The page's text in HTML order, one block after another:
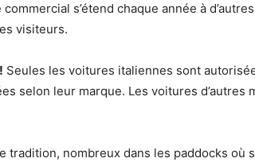
s’étend chaque année à
visiteurs.
Seules les voitures italiennes sont
selon leur marque. Les voitures d’autres
tradition, nombreux dans les paddocks où